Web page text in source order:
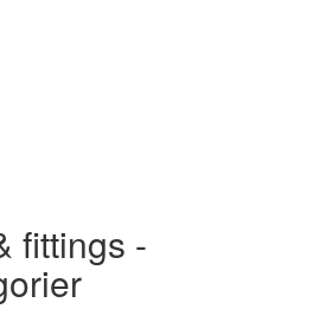
fittings -